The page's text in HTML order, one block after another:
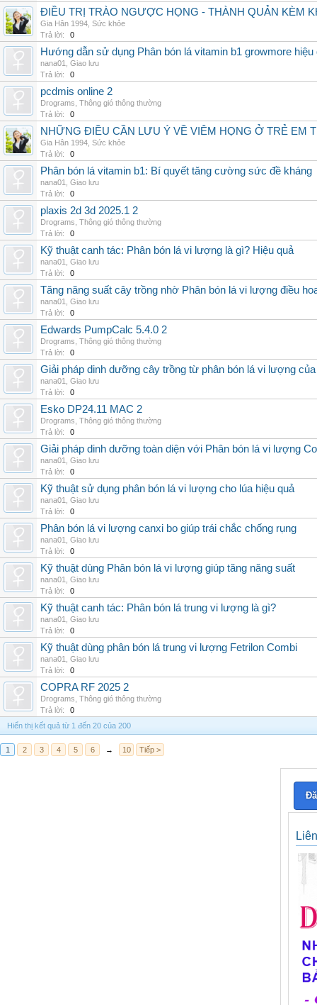
ĐIỀU TRỊ TRÀO NGƯỢC HỌNG - THÀNH QUẢN KÈM
Gia Hân 1994 Sức khỏe
Trả lời:
0
Hướng dẫn sử dụng Phân bón lá vitamin b1 growmore hiệu
nana01
Giao lưu
Trả lời:
0
pcdmis online 2
Drograms Thông gió thông thường
Trả lời:
0
NHỮNG ĐIỀU CẦN LƯU Ý VỀ VIÊM HỌNG Ở TRẺ EM
Gia Hân 1994 Sức khỏe
Trả lời:
0
Phân bón lá vitamin b1: Bí quyết tăng cường sức đề kháng
nana01
Giao lưu
Trả lời:
0
plaxis 2d 3d 2025.1 2
Drograms Thông gió thông thường
Trả lời:
0
Kỹ thuật canh tác: Phân bón lá vi lượng là gì? Hiệu quả
nana01
Giao lưu
Trả lời:
0
Tăng năng suất cây trồng nhờ Phân bón lá vi lượng điều
nana01
Giao lưu
Trả lời:
0
Edwards PumpCalc 5.4.0 2
Drograms Thông gió thông thường
Trả lời:
0
Giải pháp dinh dưỡng cây trồng từ phân bón lá vi lượng
nana01
Giao lưu
Trả lời:
0
Esko DP24.11 MAC 2
Drograms Thông gió thông thường
Trả lời:
0
Giải pháp dinh dưỡng toàn diện với Phân bón lá vi lượng
nana01
Giao lưu
Trả lời:
0
Kỹ thuật sử dụng phân bón lá vi lượng cho lúa hiệu quả
nana01
Giao lưu
Trả lời:
0
Phân bón lá vi lượng canxi bo giúp trái chắc chống rụng
nana01
Giao lưu
Trả lời:
0
Kỹ thuật dùng Phân bón lá vi lượng giúp tăng năng suất
nana01
Giao lưu
Trả lời:
0
Kỹ thuật canh tác: Phân bón lá trung vi lượng là gì?
nana01
Giao lưu
Trả lời:
0
Kỹ thuật dùng phân bón lá trung vi lượng Fetrilon Combi
nana01
Giao lưu
Trả lời:
0
COPRA RF 2025 2
Drograms Thông gió thông thường
Trả lời:
0
Hiển thị kết quả từ 1 đến 20 của 200
1 2 3 4 5 6 → 10 Tiếp >